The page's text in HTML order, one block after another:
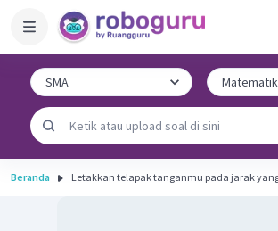
Beranda Letakkan telapak tanganmu pada jarak